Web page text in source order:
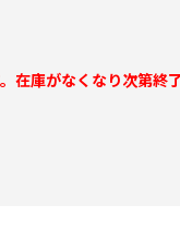
在庫がなくなり次第